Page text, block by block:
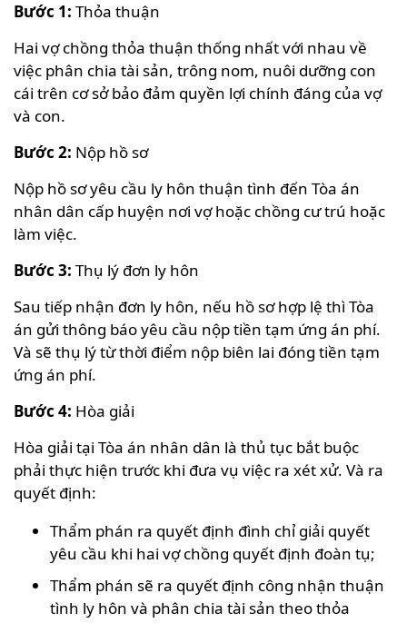
Bước 1: Thỏa thuận
Hai vợ chồng thỏa thuận thống nhất với nhau về
việc phân chia tài sản, trông nom, nuôi dưỡng con
cái trên cơ sở bảo đảm quyền lợi chính đáng của vợ
và con.
Bước 2: Nộp hồ sơ
Nộp hồ sơ yêu cầu ly hôn thuận tình đến Tòa án
nhân dân cấp huyện nơi vợ hoặc chồng cư trú hoặc
làm việc.
Bước 3: Thụ lý đơn ly hôn
Sau tiếp nhận đơn ly hôn, nếu hồ sơ hợp lệ thì Tòa
án gửi thông báo yêu cầu nộp tiền tạm ứng án phí.
Và sẽ thụ lý từ thời điểm nộp biên lai đóng tiền tạm
ứng án phí.
Bước 4: Hòa giải
Hòa giải tại Tòa án nhân dân là thủ tục bắt buộc
phải thực hiện trước khi đưa vụ việc ra xét xử. Và ra
quyết định:
Thẩm phán ra quyết định đình chỉ giải quyết
yêu cầu khi hai vợ chồng quyết định đoàn tụ;
Thẩm phán sẽ ra quyết định công nhận thuận
tình ly hôn và phân chia tài sản theo thỏa